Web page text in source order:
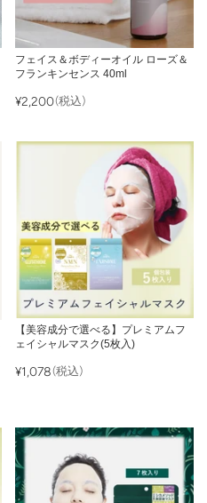
フェイス＆ボディーオイル ローズ＆
フランキンセンス 40ml
¥2,200(税込)
【美容成分で選べる】プレミアムフ
ェイシャルマスク(5枚入)
¥1,078(税込)